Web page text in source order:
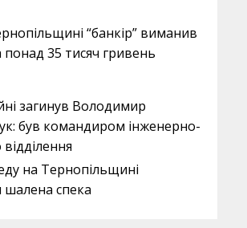
“банкір” виманив
понад 35 тисяч гривень
загинув Володимир
був командиром інженерно-
на Тернопільщині
шалена спека